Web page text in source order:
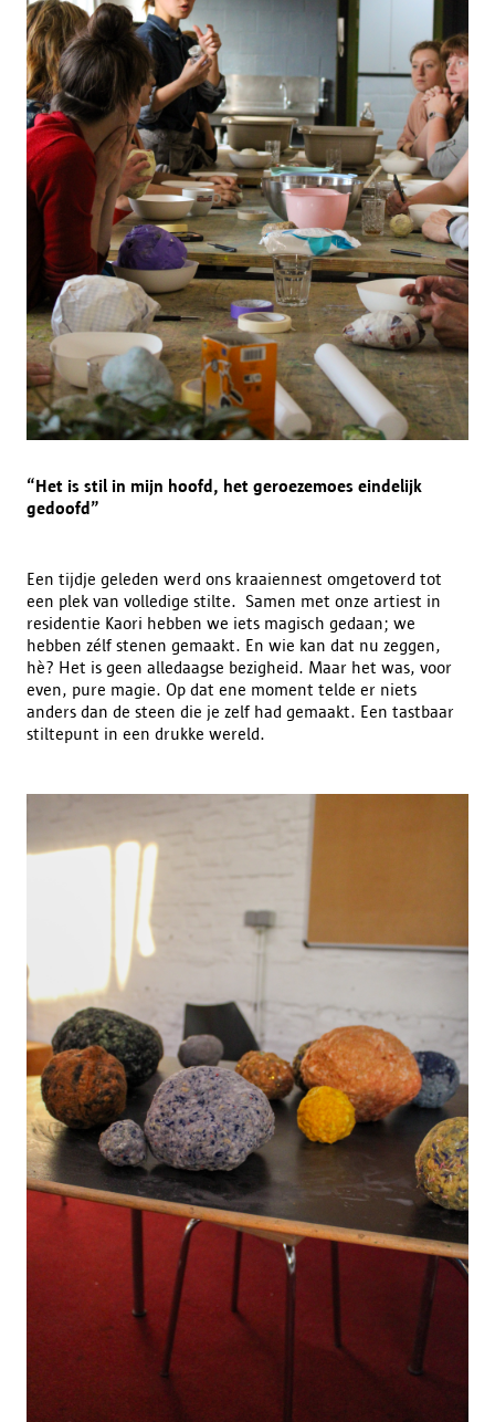
“Het is stil in mijn hoofd, het geroezemoes eindelijk
gedoofd”
Een tijdje geleden werd ons kraaiennest omgetoverd tot
een plek van volledige stilte. Samen met onze artiest in
residentie Kaori hebben we iets magisch gedaan; we
hebben zélf stenen gemaakt. En wie kan dat nu zeggen,
hè? Het is geen alledaagse bezigheid. Maar het was, voor
even, pure magie. Op dat ene moment telde er niets
anders dan de steen die je zelf had gemaakt. Een tastbaar
stiltepunt in een drukke wereld.